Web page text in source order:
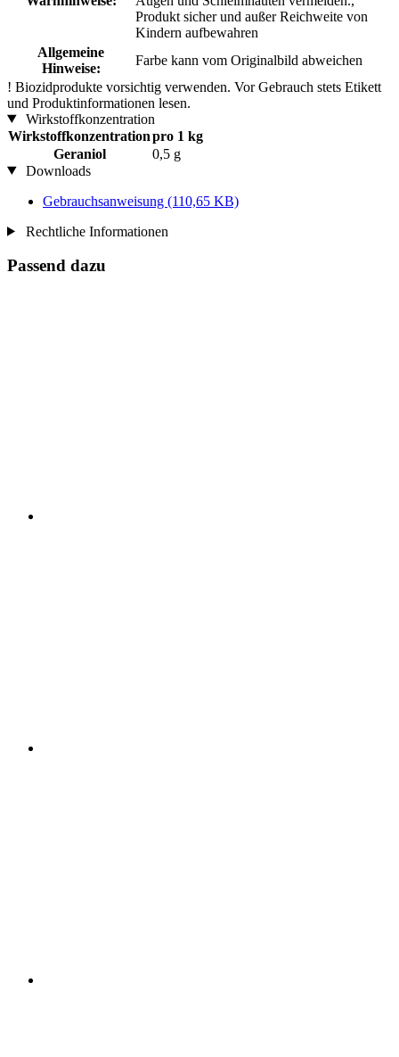
Produkt sicher und außer Reichweite von
Kindern aufbewahren
Allgemeine
Hinweise:
Farbe kann vom Originalbild abweichen
! Biozidprodukte vorsichtig verwenden. Vor Gebrauch stets Etikett
und Produktinformationen lesen.
Wirkstoffkonzentration
Wirkstoffkonzentrationpro 1 kg
Geraniol
0,5 g
Downloads
Gebrauchsanweisung (110,65 KB)
Rechtliche Informationen
Passend dazu